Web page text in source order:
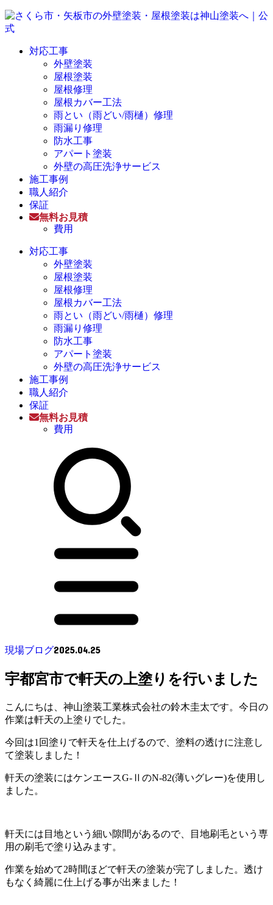
対応工事
外壁塗装
屋根塗装
屋根修理
屋根カバー工法
雨とい（雨どい/雨樋）修理
雨漏り修理
防水工事
アパート塗装
外壁の高圧洗浄サービス
施工事例
職人紹介
保証
無料お見積
費用
対応工事
外壁塗装
屋根塗装
屋根修理
屋根カバー工法
雨とい（雨どい/雨樋）修理
雨漏り修理
防水工事
アパート塗装
外壁の高圧洗浄サービス
施工事例
職人紹介
保証
無料お見積
費用
現場ブログ2025.04.25
宇都宮市で軒天の上塗りを行いました
こんにちは、神山塗装工業株式会社の鈴木圭太です。今日の
作業は軒天の上塗りでした。
今回は1回塗りで軒天を仕上げるので、塗料の透けに注意し
て塗装しました！
軒天の塗装にはケンエースG-ⅡのN-82(薄いグレー)を使用し
ました。
軒天には目地という細い隙間があるので、目地刷毛という専
用の刷毛で塗り込みます。
作業を始めて2時間ほどで軒天の塗装が完了しました。透け
もなく綺麗に仕上げる事が出来ました！